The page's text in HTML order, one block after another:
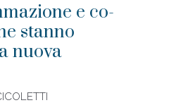
e co-
stanno
nuova